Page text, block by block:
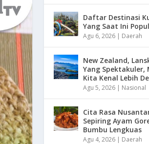
Daftar Destinasi
Yang Saat Ini
Agu 6, 2026 | Daerah
New Zealand,
Yang Spektakuler,
Kita Kenal Lebih
Agu 5, 2026 | Nasional
Cita Rasa
Sepiring Ayam
Bumbu Lengkuas
Agu 4, 2026 | Daerah